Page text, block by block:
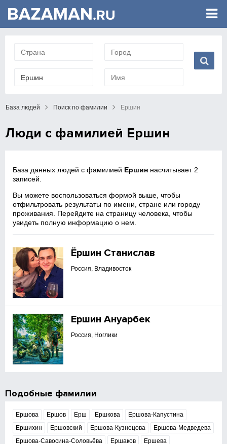
База людей Поиск по фамилии Ершин
Люди с фамилией Ершин
База данных людей с фамилией Ершин насчитывает 2
записей.
Вы можете воспользоваться формой выше, чтобы
отфильтровать результаты по имени, стране или городу
проживания. Перейдите на страницу человека, чтобы
увидеть полную информацию о нем.
Ёршин Станислав
Россия, Владивосток
Ершин Ануарбек
Россия, Ноглики
Подобные фамилии
Ершова Ершов Ерш Ершкова
Ершова-Капустина
Ершихин
Ершовский Ершова-Кузнецова
Ершова-Медведева
Ершова-Савосина-Соловьёва
Ершаков
Ершева